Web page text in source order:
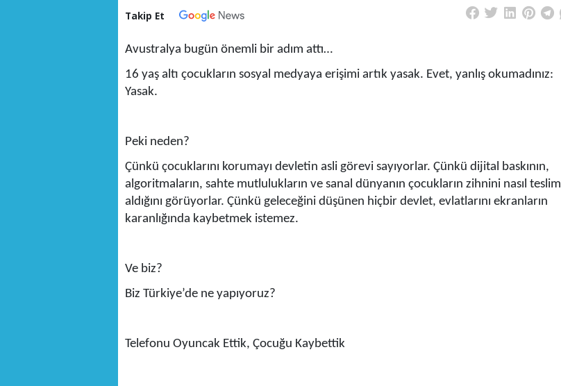
Takip Et
Avustralya bugün önemli bir adım attı…
16 yaş altı çocukların sosyal medyaya erişimi artık yasak. Evet, yanlış okumadınız:
Yasak.
Peki neden?
Çünkü çocuklarını korumayı devletin asli görevi sayıyorlar. Çünkü dijital baskının,
algoritmaların, sahte mutlulukların ve sanal dünyanın çocukların zihnini nasıl teslim
aldığını görüyorlar. Çünkü geleceğini düşünen hiçbir devlet, evlatlarını ekranların
karanlığında kaybetmek istemez.
Ve biz?
Biz Türkiye’de ne yapıyoruz?
Telefonu Oyuncak Ettik, Çocuğu Kaybettik